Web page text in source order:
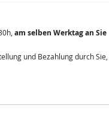
am selben Werktag an Sie
und Bezahlung durch Sie,